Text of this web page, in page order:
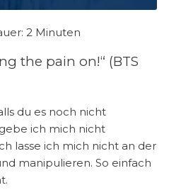
2 Minuten
the pain on!“ (BTS
du es noch nicht
ich mich nicht
lasse ich mich nicht an der
manipulieren. So einfach